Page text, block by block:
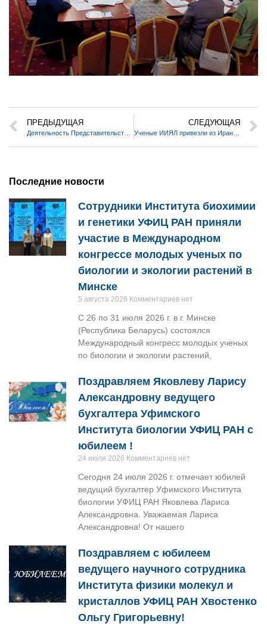
ПРЕДЫДУЩАЯ СЛЕДУЮЩАЯ
Ученые ИИЯЛ привезли из Ирана точную копию «Записки»( «Рисала») ибн Фадлана
Последние новости
Сотрудники Института биохимии
и генетики УФИЦ РАН приняли
участие в Международном
конгрессе молодых ученых по
биологии и экологии растений в
Минске
5 августа 2026 Комментариев нет
С 26 по 31 июля 2026 г. в г. Минске
(Республика Беларусь) состоялся
Международный конгресс молодых ученых
по биологии и экологии растений,
Поздравляем Яковлеву Ларису
Александровну ведущего
бухгалтера Уфимского
Института биологии УФИЦ РАН с
юбилеем !
24 июля 2026 Комментариев нет
Сегодня 24 июля 2026 г. отмечает юбилей
ведущий бухгалтер Уфимского Института
биологии УФИЦ РАН Яковлева Лариса
Александровна. Уважаемая Лариса
Александровна! От нашего
Поздравляем с юбилеем
ведущего научного сотрудника
Института физики молекул и
кристаллов УФИЦ РАН Хвостенко
Ольгу Григорьевну!